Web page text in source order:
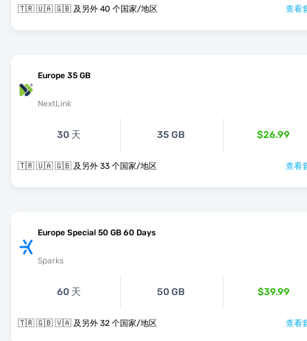
🇹🇷 🇺🇦 🇬🇧 及另外 40 个国家/地区 查看
Europe 35 GB
NextLink
30 天 35 GB $26.99
🇹🇷 🇺🇦 🇬🇧 及另外 33 个国家/地区 查看
Europe Special 50 GB 60 Days
Sparks
60 天 50 GB $39.99
🇹🇷 🇬🇧 🇻🇦 及另外 32 个国家/地区 查看